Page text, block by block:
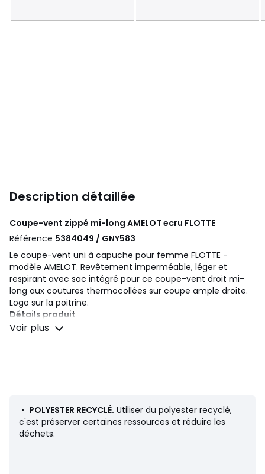
Description détaillée
Coupe-vent zippé mi-long AMELOT ecru FLOTTE
Référence 5384049 / GNY583
Le coupe-vent uni à capuche pour femme FLOTTE -
modèle AMELOT. Revêtement imperméable, léger et
respirant avec sac intégré pour ce coupe-vent droit mi-
long aux coutures thermocollées sur coupe ample droite.
Logo sur la poitrine.
Détails produit
• Longueur : mi-long
• Capuche
• Pour l'entretien, merci de vous référer aux indications
figurant sur l'étiquette du produit
Voir plus
• POLYESTER RECYCLÉ. Utiliser du polyester recyclé,
c'est préserver certaines ressources et réduire les
déchets.